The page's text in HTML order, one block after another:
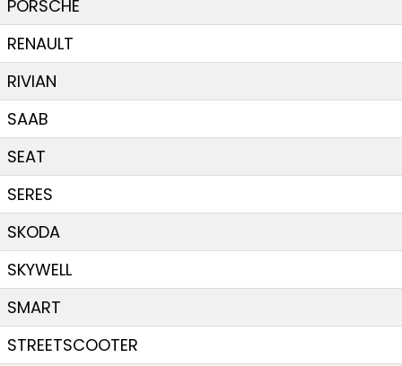
PORSCHE
RENAULT
RIVIAN
SAAB
SEAT
SERES
SKODA
SKYWELL
SMART
STREETSCOOTER